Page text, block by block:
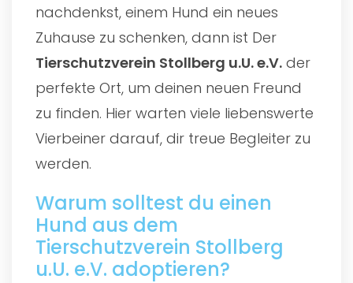
nachdenkst, einem Hund ein neues
Zuhause zu schenken, dann ist Der
Tierschutzverein Stollberg u.U. e.V. der
perfekte Ort, um deinen neuen Freund
zu finden. Hier warten viele liebenswerte
Vierbeiner darauf, dir treue Begleiter zu
werden.
Warum solltest du einen
Hund aus dem
Tierschutzverein Stollberg
u.U. e.V. adoptieren?